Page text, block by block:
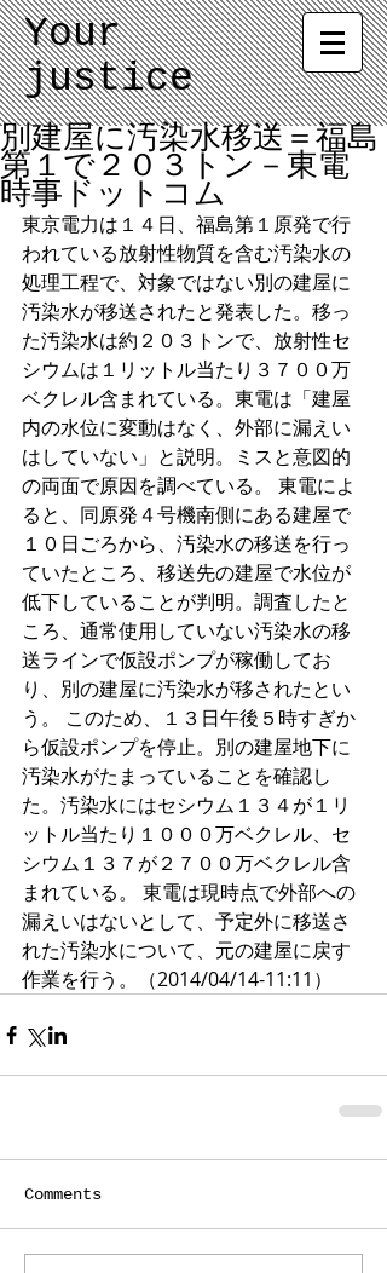
Your
justice
別建屋に汚染水移送＝福島
第１で２０３トン－東電
時事ドットコム
東京電力は１４日、福島第１原発で行
われている放射性物質を含む汚染水の
処理工程で、対象ではない別の建屋に
汚染水が移送されたと発表した。移っ
た汚染水は約２０３トンで、放射性セ
シウムは１リットル当たり３７００万
ベクレル含まれている。東電は「建屋
内の水位に変動はなく、外部に漏えい
はしていない」と説明。ミスと意図的
の両面で原因を調べている。 東電によ
ると、同原発４号機南側にある建屋で
１０日ごろから、汚染水の移送を行っ
ていたところ、移送先の建屋で水位が
低下していることが判明。調査したと
ころ、通常使用していない汚染水の移
送ラインで仮設ポンプが稼働してお
り、別の建屋に汚染水が移されたとい
う。 このため、１３日午後５時すぎか
ら仮設ポンプを停止。別の建屋地下に
汚染水がたまっていることを確認し
た。汚染水にはセシウム１３４が１リ
ットル当たり１０００万ベクレル、セ
シウム１３７が２７００万ベクレル含
まれている。 東電は現時点で外部への
漏えいはないとして、予定外に移送さ
れた汚染水について、元の建屋に戻す
作業を行う。（2014/04/14-11:11）
Comments